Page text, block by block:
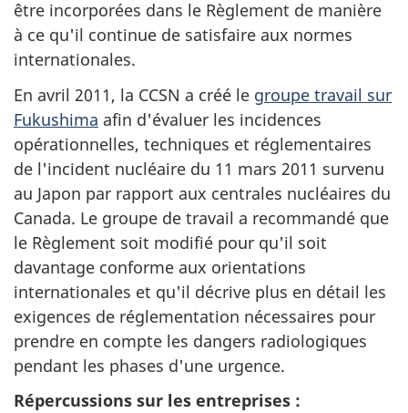
être incorporées dans le Règlement de manière
à ce qu'il continue de satisfaire aux normes
internationales.
En avril 2011, la CCSN a créé le groupe travail sur
Fukushima afin d'évaluer les incidences
opérationnelles, techniques et réglementaires
de l'incident nucléaire du 11 mars 2011 survenu
au Japon par rapport aux centrales nucléaires du
Canada. Le groupe de travail a recommandé que
le Règlement soit modifié pour qu'il soit
davantage conforme aux orientations
internationales et qu'il décrive plus en détail les
exigences de réglementation nécessaires pour
prendre en compte les dangers radiologiques
pendant les phases d'une urgence.
Répercussions sur les entreprises :